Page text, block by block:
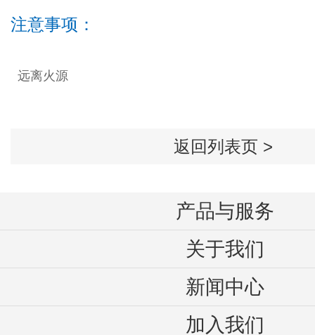
注意事项：
远离火源
返回列表页 >
产品与服务
关于我们
新闻中心
加入我们